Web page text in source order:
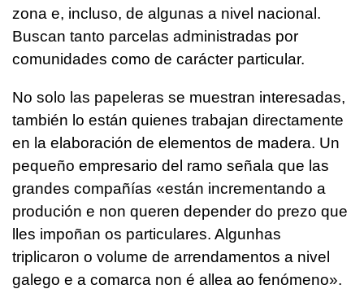
zona e, incluso, de algunas a nivel nacional.
Buscan tanto parcelas administradas por
comunidades como de carácter particular.
No solo las papeleras se muestran interesadas,
también lo están quienes trabajan directamente
en la elaboración de elementos de madera. Un
pequeño empresario del ramo señala que las
grandes compañías «están incrementando a
produción e non queren depender do prezo que
lles impoñan os particulares. Algunhas
triplicaron o volume de arrendamentos a nivel
galego e a comarca non é allea ao fenómeno».